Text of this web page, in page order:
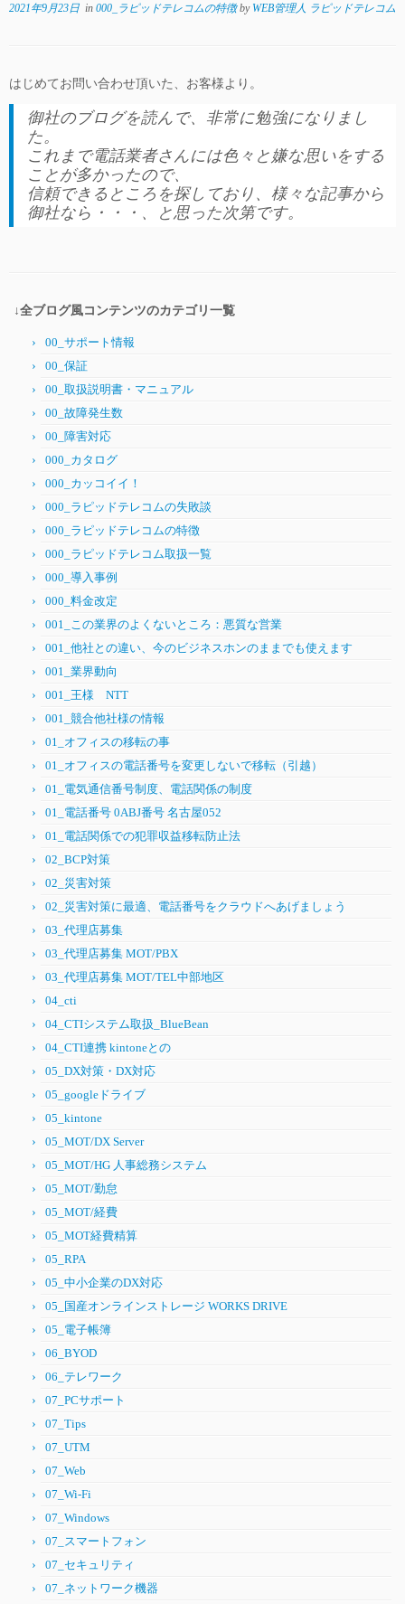
2021年9月23日 in 000_ラピッドテレコムの特徴by WEB管理人 ラピッドテレコム
はじめてお問い合わせ頂いた、お客様より。
御社のブログを読んで、非常に勉強になりまし
た。
これまで電話業者さんには色々と嫌な思いをする
ことが多かったので、
信頼できるところを探しており、様々な記事から
御社なら・・・、と思った次第です。
↓全ブログ風コンテンツのカテゴリ一覧
00_サポート情報
00_保証
00_取扱説明書・マニュアル
00_故障発生数
00_障害対応
000_カタログ
000_カッコイイ！
000_ラピッドテレコムの失敗談
000_ラピッドテレコムの特徴
000_ラピッドテレコム取扱一覧
000_導入事例
000_料金改定
001_この業界のよくないところ：悪質な営業
001_他社との違い、今のビジネスホンのままでも使えます
001_業界動向
001_王様 NTT
001_競合他社様の情報
01_オフィスの移転の事
01_オフィスの電話番号を変更しないで移転（引越）
01_電気通信番号制度、電話関係の制度
01_電話番号 0ABJ番号 名古屋052
01_電話関係での犯罪収益移転防止法
02_BCP対策
02_災害対策
02_災害対策に最適、電話番号をクラウドへあげましょう
03_代理店募集
03_代理店募集 MOT/PBX
03_代理店募集 MOT/TEL中部地区
04_cti
04_CTIシステム取扱_BlueBean
04_CTI連携 kintoneとの
05_DX対策・DX対応
05_googleドライブ
05_kintone
05_MOT/DX Server
05_MOT/HG 人事総務システム
05_MOT/勤怠
05_MOT/経費
05_MOT経費精算
05_RPA
05_中小企業のDX対応
05_国産オンラインストレージ WORKS DRIVE
05_電子帳簿
06_BYOD
06_テレワーク
07_PCサポート
07_Tips
07_UTM
07_Web
07_Wi-Fi
07_Windows
07_スマートフォン
07_セキュリティ
07_ネットワーク機器